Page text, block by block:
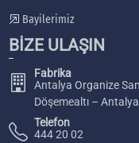
Bayilerimiz
BİZE ULAŞIN
Fabrika
Antalya Organize
Döşemealtı –
Telefon
444 20 02